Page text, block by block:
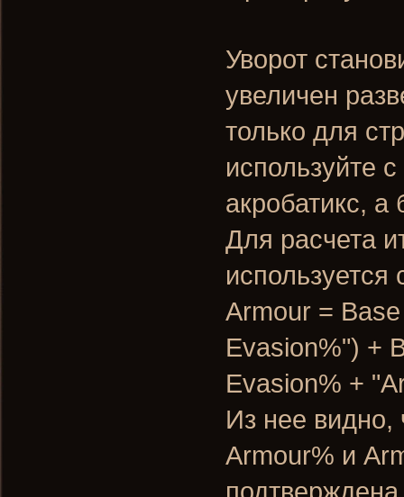
Уворот
увеличен
только для
используйте с
акробатикс, а
Для расчета
Armour =
Evasion%") +
Evasion% +
Из нее видно,
Armour% и